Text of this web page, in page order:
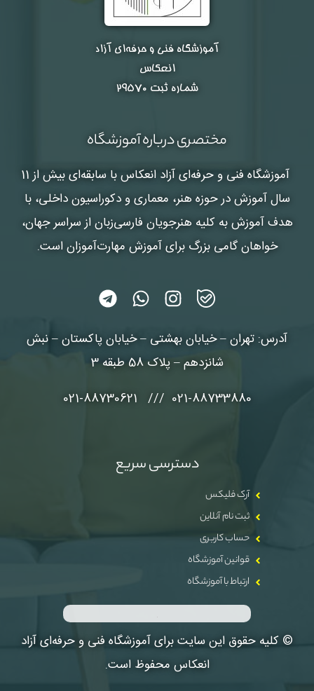
آموزشگاه فنی و حرفه‌ای آزاد
انعکاس
شماره ثبت ۲۹۵۷۰
مختصری درباره آموزشگاه
آموزشگاه فنی و حرفه‌ای آزاد انعکاس
با سابقه‌ای بیش از 11
سال آموزش در حوزه هنر، معماری و دکوراسیون داخلی، با
هدف آموزش به کلیه هنرجویان فارسی‌زبان از سراسر جهان،
خواهان گامی بزرگ برای آموزش مهارت‌آموزان است.
آدرس: تهران – خیابان بهشتی – خیابان پاکستان – نبش
شانزدهم – پلاک 58 طبقه 3
021-88733880 /// 021-88730621
دسترسی سریع
آرک فلیکس
ثبت نام آنلاین
حساب کاربری
قوانین آموزشگاه
ارتباط با آموزشگاه
© کلیه حقوق این سایت برای آموزشگاه فنی و حرفه‌ای آزاد
انعکاس محفوظ است.